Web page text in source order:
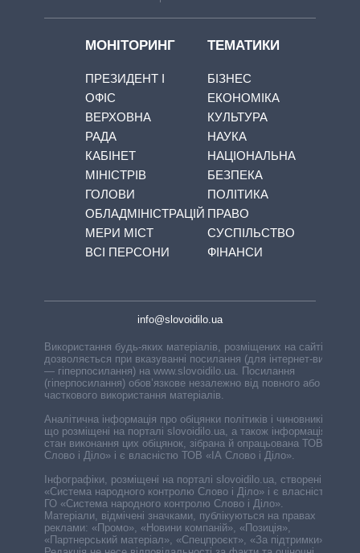
МОНІТОРИНГ
ПРЕЗИДЕНТ І
ОФІС
ВЕРХОВНА
РАДА
КАБІНЕТ
МІНІСТРІВ
ГОЛОВИ
ОБЛАДМІНІСТРАЦІЙ
МЕРИ МІСТ
ВСІ ПЕРСОНИ
ТЕМАТИКИ
БІЗНЕС
ЕКОНОМІКА
КУЛЬТУРА
НАУКА
НАЦІОНАЛЬНА
БЕЗПЕКА
ПОЛІТИКА
ПРАВО
СУСПІЛЬСТВО
ФІНАНСИ
info@slovoidilo.ua
Використання будь-яких матеріалів, розміщених на сайті,
дозволяється при вказуванні посилання (для інтернет-видань
— гіперпосилання) на www.slovoidilo.ua. Посилання
(гіперпосилання) обов’язкове незалежно від повного або
часткового використання матеріалів.
Аналітична інформація про обіцянки політиків і чиновників,
що розміщені на порталі slovoidilo.ua, а також інформація про
стан виконання цих обіцянок, зібрана й опрацьована ТОВ «ІА
Слово і Діло» і є власністю ТОВ «ІА Слово і Діло».
Інфографіки, розміщені на порталі slovoidilo.ua, створені ГО
«Система народного контролю Слово і Діло» і є власністю
ГО «Система народного контролю Слово і Діло».
Матеріали, відмічені значками, публікуються на правах
реклами: «Промо», «Новини компаній», «Позиція»,
«Партнерський матеріал», «Спецпроєкт», «За підтримки».